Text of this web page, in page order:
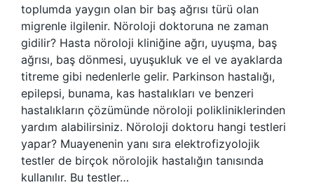
toplumda yaygın olan bir baş ağrısı türü olan
migrenle ilgilenir. Nöroloji doktoruna ne zaman
gidilir? Hasta nöroloji kliniğine ağrı, uyuşma, baş
ağrısı, baş dönmesi, uyuşukluk ve el ve ayaklarda
titreme gibi nedenlerle gelir. Parkinson hastalığı,
epilepsi, bunama, kas hastalıkları ve benzeri
hastalıkların çözümünde nöroloji polikliniklerinden
yardım alabilirsiniz. Nöroloji doktoru hangi testleri
yapar? Muayenenin yanı sıra elektrofizyolojik
testler de birçok nörolojik hastalığın tanısında
kullanılır. Bu testler…